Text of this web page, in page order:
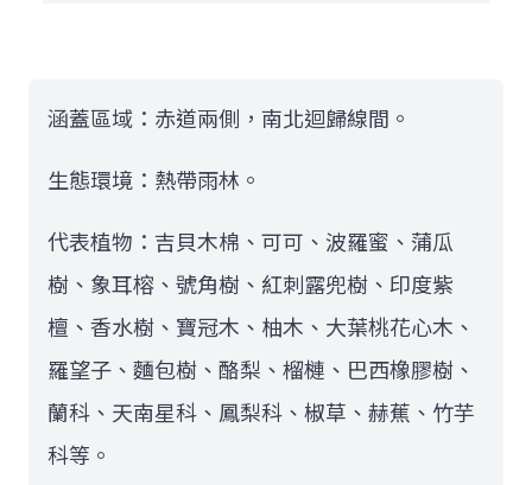
涵蓋區域：赤道兩側，南北迴歸線間。
生態環境：熱帶雨林。
代表植物：吉貝木棉、可可、波羅蜜、蒲瓜
樹、象耳榕、號角樹、紅刺露兜樹、印度紫
檀、香水樹、寶冠木、柚木、大葉桃花心木、
羅望子、麵包樹、酪梨、榴槤、巴西橡膠樹、
蘭科、天南星科、鳳梨科、椒草、赫蕉、竹芋
科等。